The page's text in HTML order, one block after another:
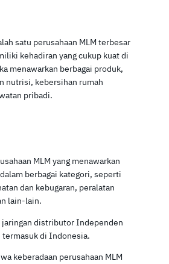
satu perusahaan MLM terbesar
kehadiran yang cukup kuat di
menawarkan berbagai produk,
nutrisi, kebersihan rumah
pribadi.
MLM yang menawarkan
berbagai kategori, seperti
dan kebugaran, peralatan
lain-lain.
distributor Independen
di Indonesia.
keberadaan perusahaan MLM